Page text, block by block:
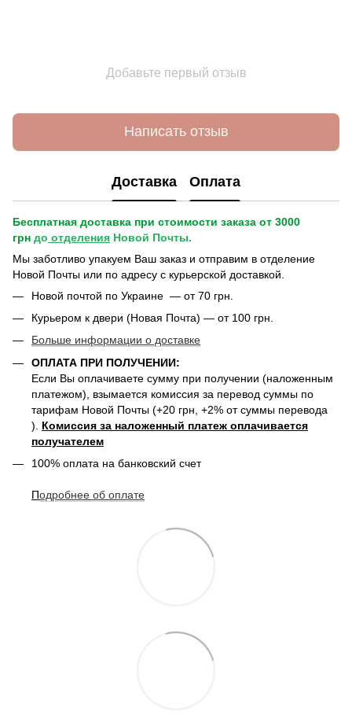
Добавьте первый отзыв
Написать отзыв
Доставка Оплата
Бесплатная доставка при стоимости заказа от 3000
грн до отделения Новой Почты.
Мы заботливо упакуем Ваш заказ и отправим в отделение
Новой Почты или по адресу с курьерской доставкой.
Новой почтой по Украине — от 70 грн.
Курьером к двери (Новая Почта) — от 100 грн.
Больше информации о доставке
ОПЛАТА ПРИ ПОЛУЧЕНИИ:
Если Вы оплачиваете сумму при получении (наложенным
платежом), взымается комиссия за перевод суммы по
тарифам Новой Почты (+20 грн, +2% от суммы перевода
). Комиссия за наложенный платеж оплачивается
получателем
100% оплата на банковский счет
Подробнее об оплате